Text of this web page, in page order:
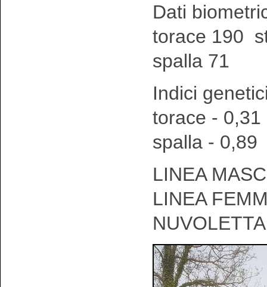
Dati
torace 190
spalla 71
Indici
torace -
spalla - 0,89
LINEA
LINEA
NUVOLETTA